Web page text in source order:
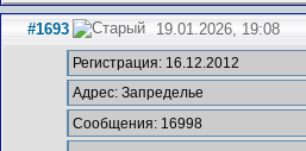
#1693 19.01.2026, 19:08
Регистрация: 16.12.2012
Адрес: Запределье
Сообщения: 16998